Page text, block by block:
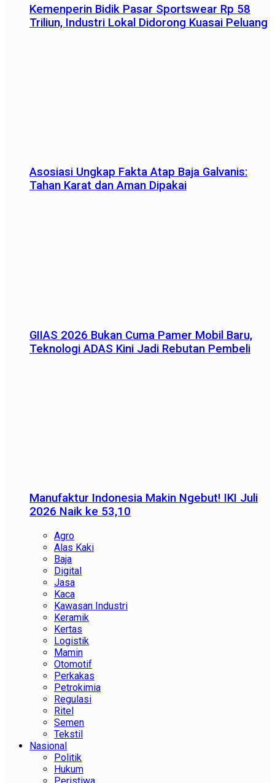
Kemenperin Bidik Pasar Sportswear Rp 58
Triliun, Industri Lokal Didorong Kuasai Peluang
Asosiasi Ungkap Fakta Atap Baja Galvanis:
Tahan Karat dan Aman Dipakai
GIIAS 2026 Bukan Cuma Pamer Mobil Baru,
Teknologi ADAS Kini Jadi Rebutan Pembeli
Manufaktur Indonesia Makin Ngebut! IKI Juli
2026 Naik ke 53,10
Agro
Alas Kaki
Baja
Digital
Jasa
Kaca
Kawasan Industri
Keramik
Kertas
Logistik
Mamin
Otomotif
Perkakas
Petrokimia
Regulasi
Ritel
Semen
Tekstil
Nasional
Politik
Hukum